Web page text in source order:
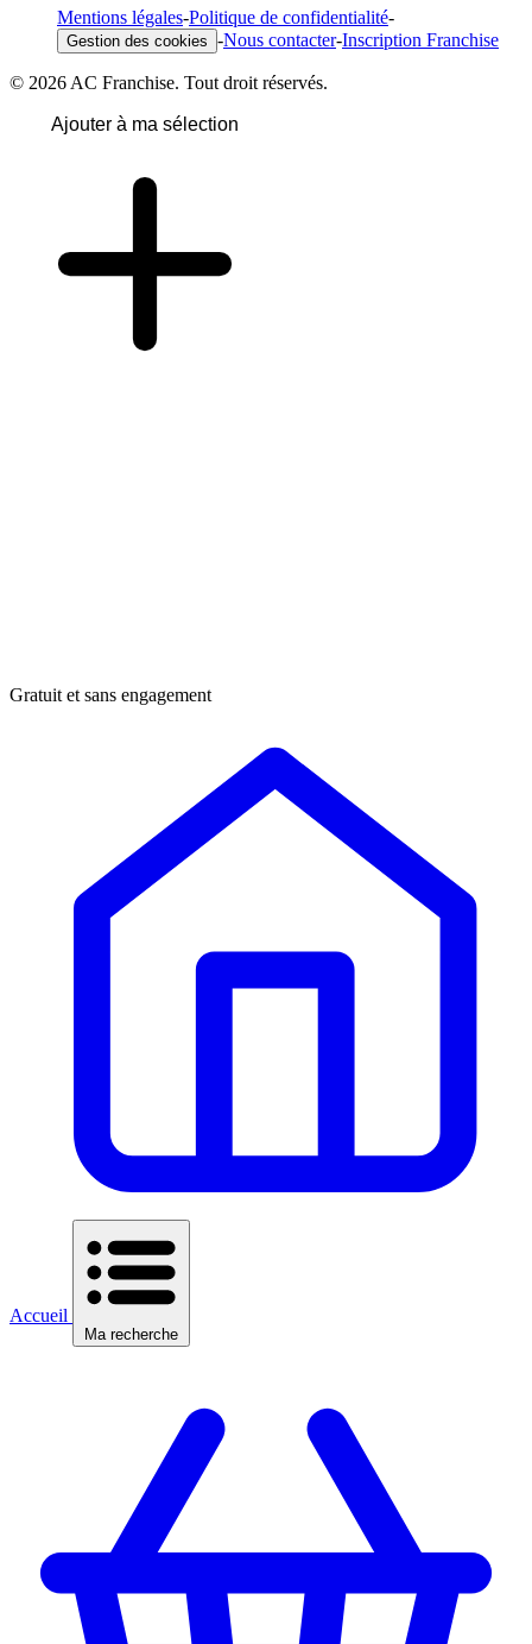
Mentions légales-Politique de confidentialité-
Gestion des cookies -Nous contacter-Inscription Franchise
© 2026 AC Franchise. Tout droit réservés.
Ajouter à ma sélection
Gratuit et sans engagement
Accueil
Ma recherche